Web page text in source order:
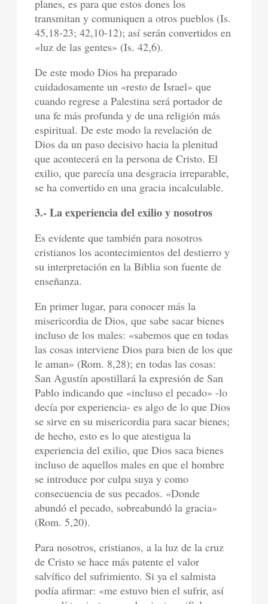
planes, es para que estos dones los
transmitan y comuniquen a otros pueblos (Is.
45,18-23; 42,10-12); así serán convertidos en
«luz de las gentes» (Is. 42,6).
De este modo Dios ha preparado
cuidadosamente un «resto de Israel» que
cuando regrese a Palestina será portador de
una fe más profunda y de una religión más
espiritual. De este modo la revelación de
Dios da un paso decisivo hacia la plenitud
que acontecerá en la persona de Cristo. El
exilio, que parecía una desgracia irreparable,
se ha convertido en una gracia incalculable.
3.- La experiencia del exilio y nosotros
Es evidente que también para nosotros
cristianos los acontecimientos del destierro y
su interpretación en la Biblia son fuente de
enseñanza.
En primer lugar, para conocer más la
misericordia de Dios, que sabe sacar bienes
incluso de los males: «sabemos que en todas
las cosas interviene Dios para bien de los que
le aman» (Rom. 8,28); en todas las cosas:
San Agustín apostillará la expresión de San
Pablo indicando que «incluso el pecado» -lo
decía por experiencia- es algo de lo que Dios
se sirve en su misericordia para sacar bienes;
de hecho, esto es lo que atestigua la
experiencia del exilio, que Dios saca bienes
incluso de aquellos males en que el hombre
se introduce por culpa suya y como
consecuencia de sus pecados. «Donde
abundó el pecado, sobreabundó la gracia»
(Rom. 5,20).
Para nosotros, cristianos, a la luz de la cruz
de Cristo se hace más patente el valor
salvífico del sufrimiento. Si ya el salmista
podía afirmar: «me estuvo bien el sufrir, así